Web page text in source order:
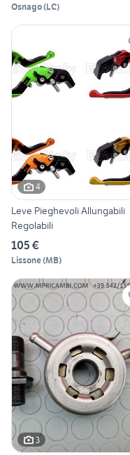
Osnago(LC)
4
Leve Pieghevoli Allungabili
Regolabili
105 €
Lissone(MB)
3